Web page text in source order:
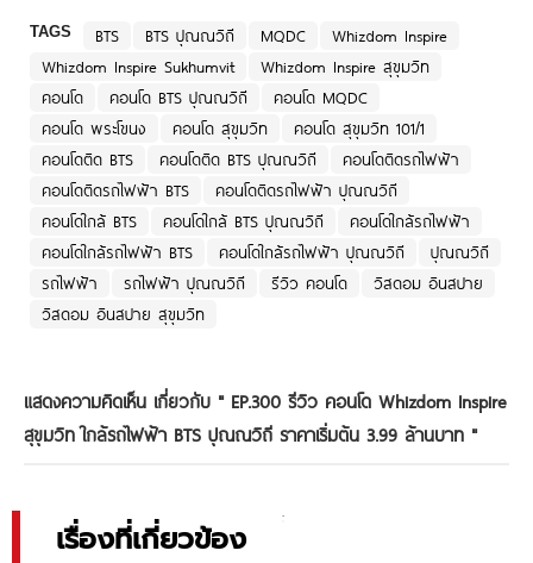
TAGS BTS BTS ปุณณวิถี MQDC
Whizdom Inspire
Whizdom Inspire Sukhumvit
Whizdom Inspire สุขุมวิท
คอนโด
คอนโด BTS ปุณณวิถี
คอนโด MQDC
คอนโด พระโขนง
คอนโด สุขุมวิท
คอนโด สุขุมวิท 101/1
คอนโดติด BTS
คอนโดติด BTS ปุณณวิถี
คอนโดติดรถไฟฟ้า
คอนโดติดรถไฟฟ้า BTS
คอนโดติดรถไฟฟ้า ปุณณวิถี
คอนโดใกล้ BTS
คอนโดใกล้ BTS ปุณณวิถี
คอนโดใกล้รถไฟฟ้า
คอนโดใกล้รถไฟฟ้า BTS
คอนโดใกล้รถไฟฟ้า ปุณณวิถี
ปุณณวิถี
รถไฟฟ้า
รถไฟฟ้า ปุณณวิถี รีวิว คอนโด
วิสดอม อินสปาย
วิสดอม อินสปาย สุขุมวิท
แสดงความคิดเห็น เกี่ยวกับ " EP.300 รีวิว คอนโด Whizdom Inspire
สุขุมวิท ใกล้รถไฟฟ้า BTS ปุณณวิถี ราคาเริ่มต้น 3.99 ล้านบาท "
เรื่องที่เกี่ยวข้อง